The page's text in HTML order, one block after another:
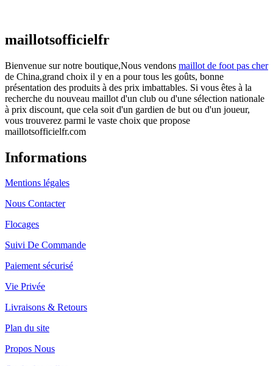
maillotsofficielfr
Bienvenue sur notre boutique,Nous vendons maillot de foot pas cher
de China,grand choix il y en a pour tous les goûts, bonne
présentation des produits à des prix imbattables. Si vous êtes à la
recherche du nouveau maillot d'un club ou d'une sélection nationale
à prix discount, que cela soit d'un gardien de but ou d'un joueur,
vous trouverez parmi le vaste choix que propose
maillotsofficielfr.com
Informations
Mentions légales
Nous Contacter
Flocages
Suivi De Commande
Paiement sécurisé
Vie Privée
Livraisons & Retours
Plan du site
Propos Nous